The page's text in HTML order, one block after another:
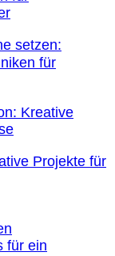
setzen:
für
Projekte für